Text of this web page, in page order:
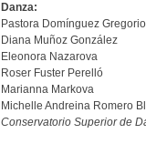
Danza:
Pastora Domínguez Gregorio
Diana Muñoz González
Eleonora Nazarova
Roser Fuster Perelló
Marianna Markova
Michelle Andreina Romero
Conservatorio Superior de